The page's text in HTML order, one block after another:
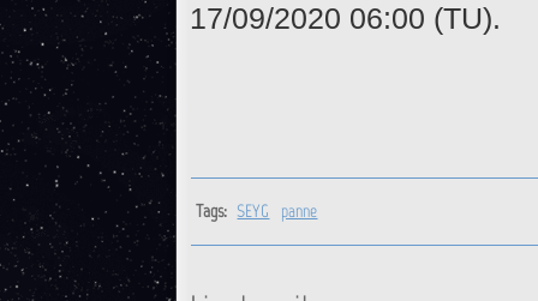
17/09/2020 06:00 (TU).
Tags: SEYG panne